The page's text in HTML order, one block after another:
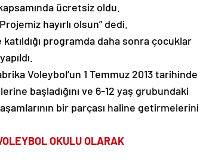
ücretsiz oldu.
hayırlı olsun” dedi.
programda daha sonra çocuklar
Voleybol’un 1 Temmuz 2013 tarihinde
başladığını ve 6-12 yaş grubundaki
bir parçası haline getirmelerini
OKULU OLARAK